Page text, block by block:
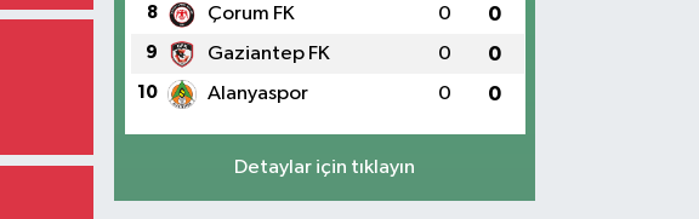
8 Çorum FK 0 0
9 Gaziantep FK 0 0
10 Alanyaspor 0 0
Detaylar için tıklayın